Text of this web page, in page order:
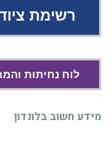
רשימת
לוח נחיתות
מידע חשוב בלונדון